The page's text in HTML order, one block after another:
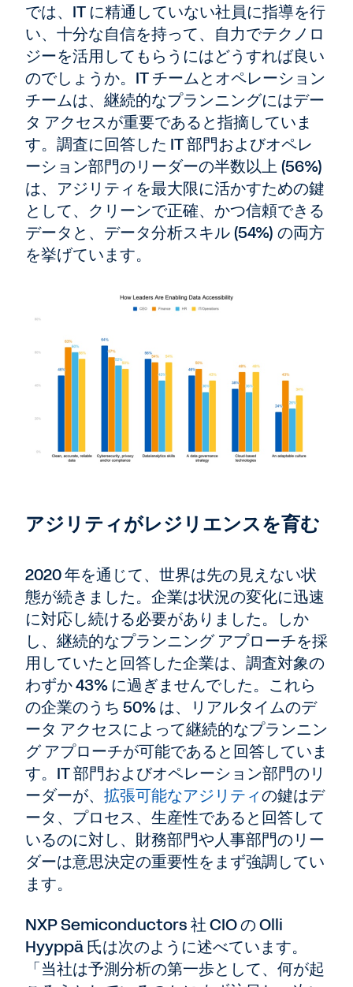
では、IT に精通していない社員に指導を行
い、十分な自信を持って、自力でテクノロ
ジーを活用してもらうにはどうすれば良い
のでしょうか。IT チームとオペレーション
チームは、継続的なプランニングにはデー
タ アクセスが重要であると指摘していま
す。調査に回答した IT 部門およびオペレ
ーション部門のリーダーの半数以上 (56%)
は、アジリティを最大限に活かすための鍵
として、クリーンで正確、かつ信頼できる
データと、データ分析スキル (54%) の両方
を挙げています。
アジリティがレジリエンスを育む
2020 年を通じて、世界は先の見えない状
態が続きました。企業は状況の変化に迅速
に対応し続ける必要がありました。しか
し、継続的なプランニング アプローチを採
用していたと回答した企業は、調査対象の
わずか 43% に過ぎませんでした。これら
の企業のうち 50% は、リアルタイムのデ
ータ アクセスによって継続的なプランニン
グ アプローチが可能であると回答していま
す。IT 部門およびオペレーション部門のリ
ーダーが、 拡張可能なアジリティの鍵はデ
ータ、プロセス、生産性であると回答して
いるのに対し、財務部門や人事部門のリー
ダーは意思決定の重要性をまず強調してい
ます。
NXP Semiconductors 社 CIO の Olli
Hyyppä 氏は次のように述べています。
「当社は予測分析の第一歩として、何が起